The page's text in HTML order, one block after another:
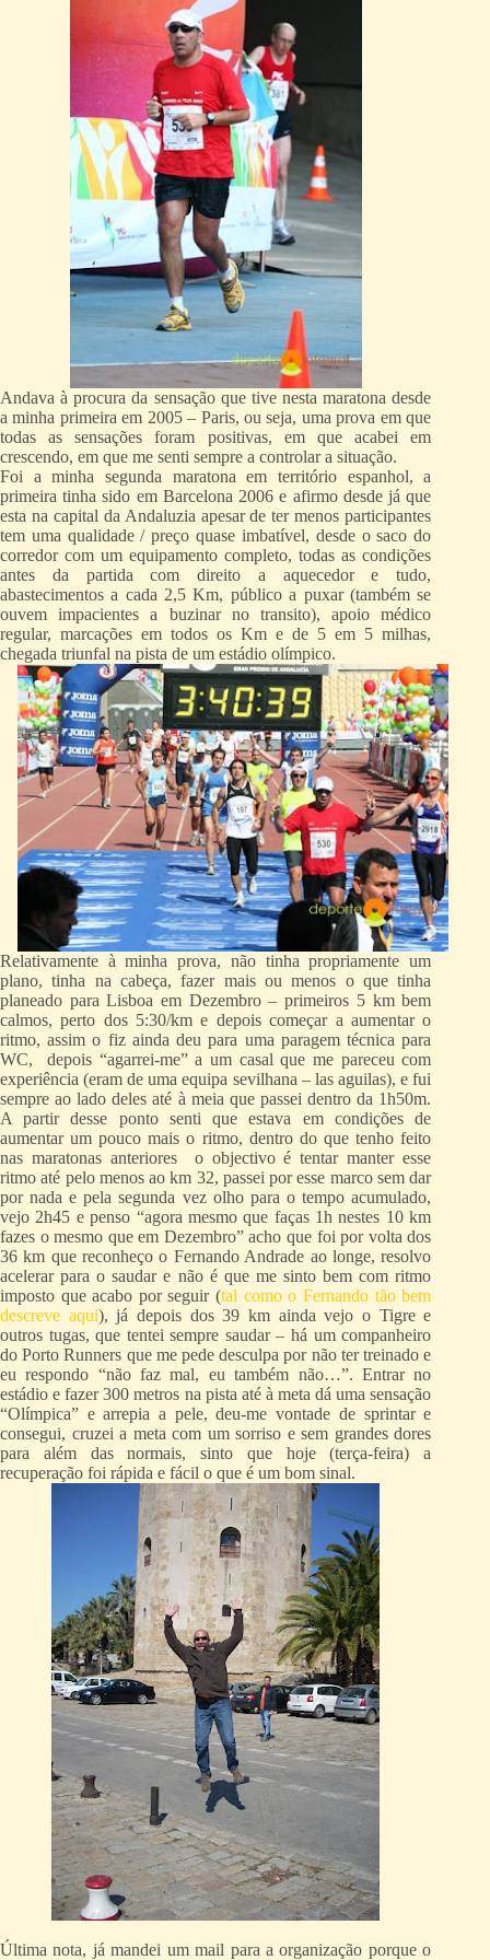
Andava à procura da sensação que tive nesta maratona desde
a minha primeira em 2005 – Paris, ou seja, uma prova em que
todas as sensações foram positivas, em que acabei em
crescendo, em que me senti sempre a controlar a situação.
Foi a minha segunda maratona em território espanhol, a
primeira tinha sido em Barcelona 2006 e afirmo desde já que
esta na capital da Andaluzia apesar de ter menos participantes
tem uma qualidade / preço quase imbatível, desde o saco do
corredor com um equipamento completo, todas as condições
antes da partida com direito a aquecedor e tudo,
abastecimentos a cada 2,5 Km, público a puxar (também se
ouvem impacientes a buzinar no transito), apoio médico
regular, marcações em todos os Km e de 5 em 5 milhas,
chegada triunfal na pista de um estádio olímpico.
Relativamente à minha prova, não tinha propriamente um
plano, tinha na cabeça, fazer mais ou menos o que tinha
planeado para Lisboa em Dezembro – primeiros 5 km bem
calmos, perto dos 5:30/km e depois começar a aumentar o
ritmo, assim o fiz ainda deu para uma paragem técnica para
WC, depois “agarrei-me” a um casal que me pareceu com
experiência (eram de uma equipa sevilhana – las aguilas), e fui
sempre ao lado deles até à meia que passei dentro da 1h50m.
A partir desse ponto senti que estava em condições de
aumentar um pouco mais o ritmo, dentro do que tenho feito
nas maratonas anteriores o objectivo é tentar manter esse
ritmo até pelo menos ao km 32, passei por esse marco sem dar
por nada e pela segunda vez olho para o tempo acumulado,
vejo 2h45 e penso “agora mesmo que faças 1h nestes 10 km
fazes o mesmo que em Dezembro” acho que foi por volta dos
36 km que reconheço o Fernando Andrade ao longe, resolvo
acelerar para o saudar e não é que me sinto bem com ritmo
imposto que acabo por seguir (tal como o Fernando tão bem
descreve aqui), já depois dos 39 km ainda vejo o Tigre e
outros tugas, que tentei sempre saudar – há um companheiro
do Porto Runners que me pede desculpa por não ter treinado e
eu respondo “não faz mal, eu também não…”. Entrar no
estádio e fazer 300 metros na pista até à meta dá uma sensação
“Olímpica” e arrepia a pele, deu-me vontade de sprintar e
consegui, cruzei a meta com um sorriso e sem grandes dores
para além das normais, sinto que hoje (terça-feira) a
recuperação foi rápida e fácil o que é um bom sinal.
Última nota, já mandei um mail para a organização porque o